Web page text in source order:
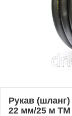
Рукав
22 мм/25 м